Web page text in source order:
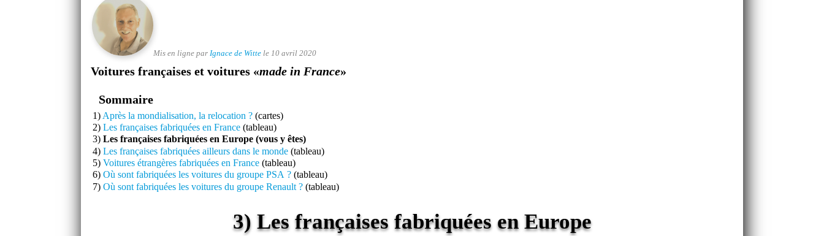
Mis en ligne par Ignace de Witte le 10 avril 2020
Voitures françaises et voitures «made in France»
Sommaire
1)Après la mondialisation, la relocation ?(cartes)
2)Les françaises fabriquées en France(tableau)
3) Les françaises fabriquées en Europe (vous y êtes)
4)Les françaises fabriquées ailleurs dans le monde(tableau)
5)Voitures étrangères fabriquées en France(tableau)
6)Où sont fabriquées les voitures du groupe PSA ?(tableau)
7)Où sont fabriquées les voitures du groupe Renault ?(tableau)
3) Les françaises fabriquées en Europe